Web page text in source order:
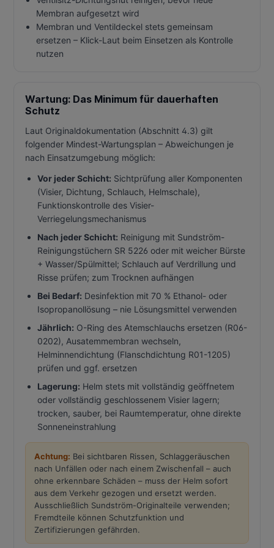
Membran aufgesetzt wird
Membran und Ventildeckel stets gemeinsam
ersetzen – Klick-Laut beim Einsetzen als Kontrolle
nutzen
Wartung: Das Minimum für dauerhaften
Schutz
Laut Originaldokumentation (Abschnitt 4.3) gilt
folgender Mindest-Wartungsplan – Abweichungen je
nach Einsatzumgebung möglich:
Vor jeder Schicht: Sichtprüfung aller Komponenten
(Visier, Dichtung, Schlauch, Helmschale),
Funktionskontrolle des Visier-
Verriegelungsmechanismus
Nach jeder Schicht: Reinigung mit Sundström-
Reinigungstüchern SR 5226 oder mit weicher Bürste
+ Wasser/Spülmittel; Schlauch auf Verdrillung und
Risse prüfen; zum Trocknen aufhängen
Bei Bedarf: Desinfektion mit 70 % Ethanol- oder
Isopropanollösung – nie Lösungsmittel verwenden
Jährlich: O-Ring des Atemschlauchs ersetzen (R06-
0202), Ausatemmembran wechseln,
Helminnendichtung (Flanschdichtung R01-1205)
prüfen und ggf. ersetzen
Lagerung: Helm stets mit vollständig geöffnetem
oder vollständig geschlossenem Visier lagern;
trocken, sauber, bei Raumtemperatur, ohne direkte
Sonneneinstrahlung
Achtung: Bei sichtbaren Rissen, Schlaggeräuschen
nach Unfällen oder nach einem Zwischenfall – auch
ohne erkennbare Schäden – muss der Helm sofort
aus dem Verkehr gezogen und ersetzt werden.
Ausschließlich Sundström-Originalteile verwenden;
Fremdteile können Schutzfunktion und
Zertifizierungen gefährden.